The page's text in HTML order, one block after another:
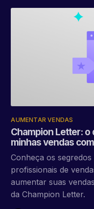
AUMENTAR VENDAS
Champion Letter: o
minhas vendas
Conheça os
profissionais de
aumentar suas
da Champion Letter.